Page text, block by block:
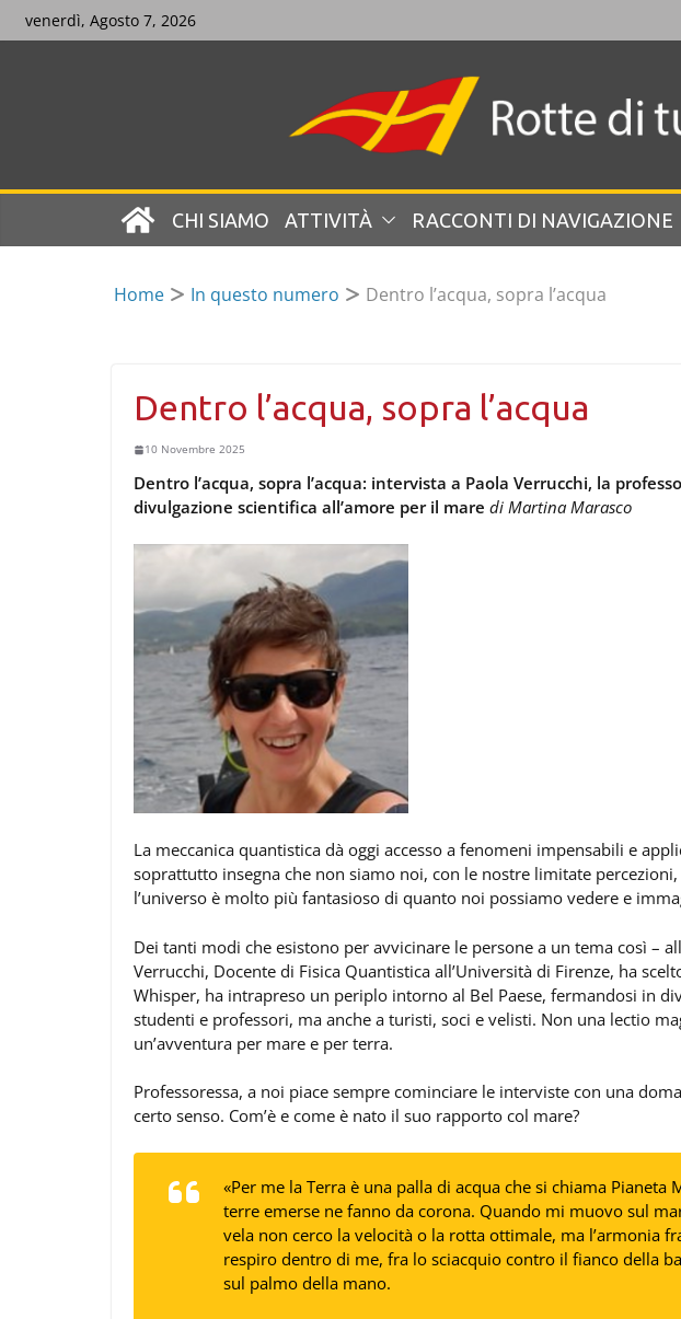
to
venerdì, Agosto 7, 2026
CHI SIAMO ATTIVITÀ RACCONTI DI NAVIGAZIONE
Home In questo numero Dentro l’acqua, sopra l’acqua
Dentro l’acqua, sopra l’acqua
10 Novembre 2025
Dentro l’acqua, sopra l’acqua: intervista a Paola Verrucchi, la
divulgazione scientifica all’amore per il mare di Martina Marasco
La meccanica quantistica dà oggi accesso a fenomeni impensabili e
soprattutto insegna che non siamo noi, con le nostre limitate
l’universo è molto più fantasioso di quanto noi possiamo vedere e
Dei tanti modi che esistono per avvicinare le persone a un tema così –
Verrucchi, Docente di Fisica Quantistica all’Università di Firenze, ha
Whisper, ha intrapreso un periplo intorno al Bel Paese, fermandosi in
studenti e professori, ma anche a turisti, soci e velisti. Non una lectio
un’avventura per mare e per terra.
Professoressa, a noi piace sempre cominciare le interviste con una
certo senso. Com’è e come è nato il suo rapporto col mare?
«Per me la Terra è una palla di acqua che si chiama Pianeta
terre emerse ne fanno da corona. Quando mi muovo sul
vela non cerco la velocità o la rotta ottimale, ma l’armonia
respiro dentro di me, fra lo sciacquio contro il fianco della
sul palmo della mano.